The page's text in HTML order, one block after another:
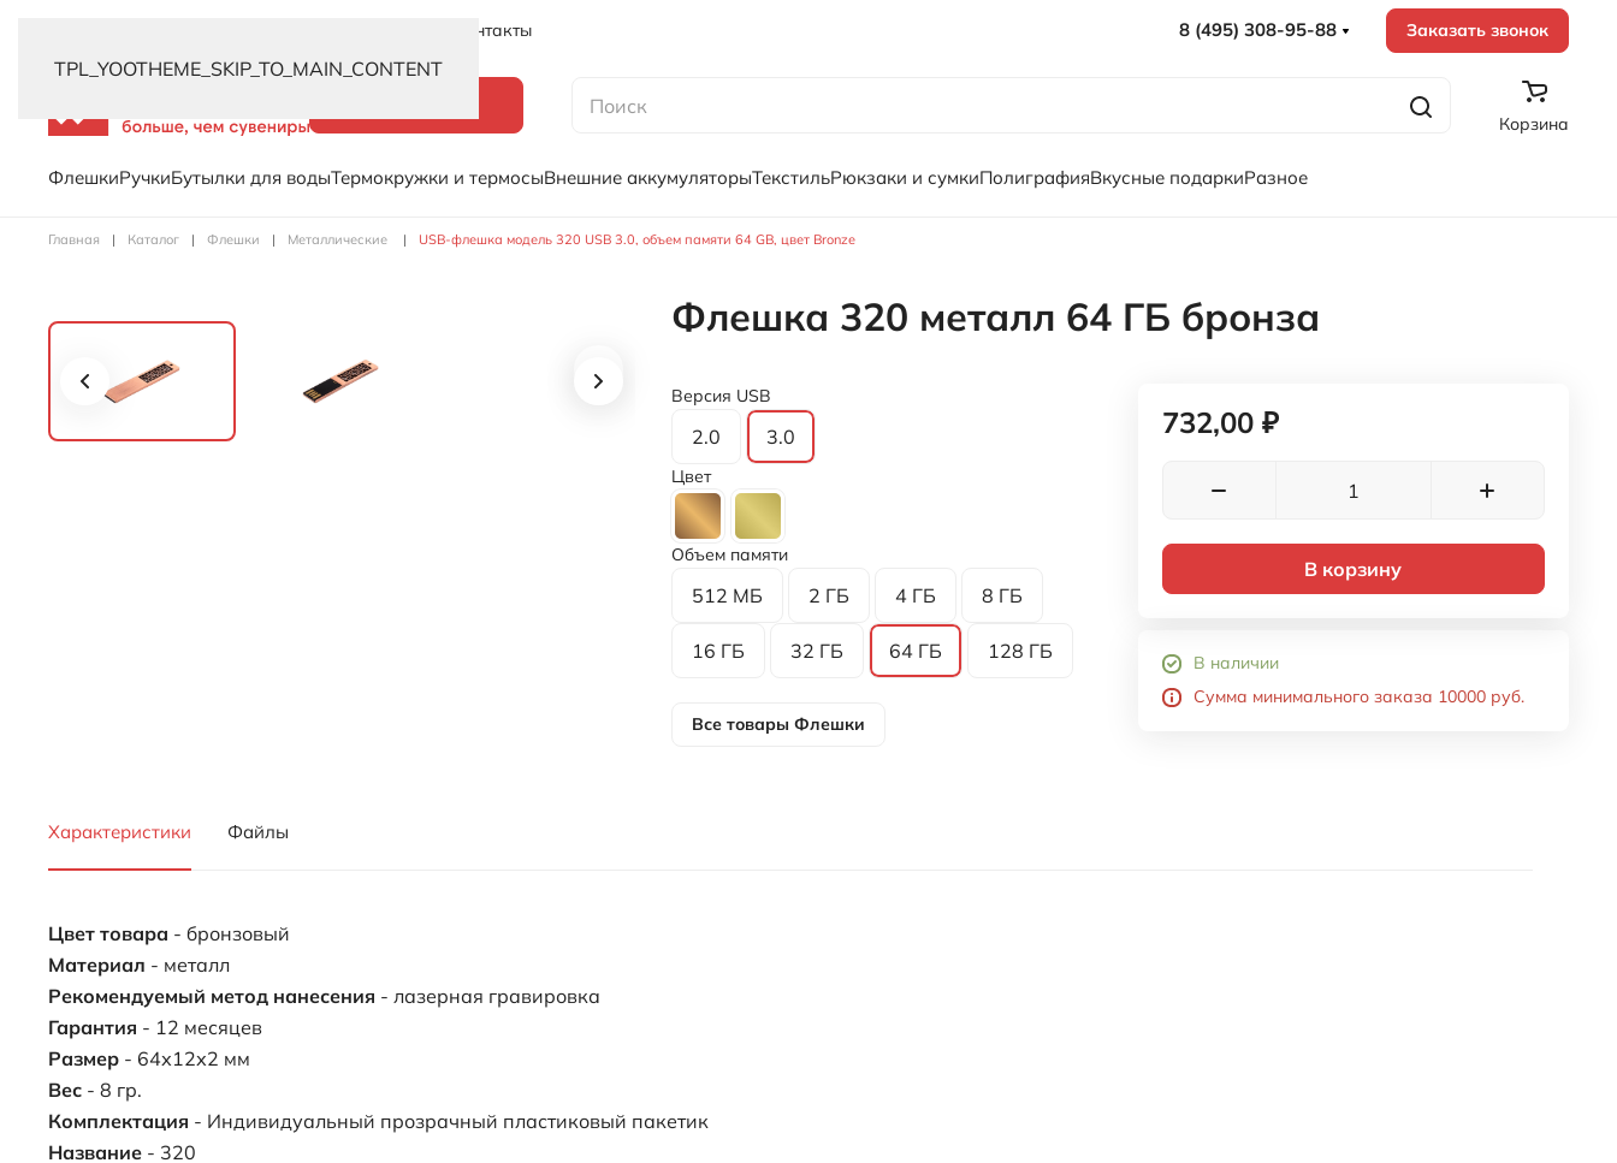
TPL_YOOTHEME_SKIP_TO_MAIN_CONTENT
Контакты 8 (495) 308-95-88 Заказать звонок
Корзина
ФлешкиРучкиБутылки для водыТермокружки и термосыВнешние аккумуляторыТекстильРюкзаки и сумкиПолиграфияВкусные подаркиРазное
Главная Каталог Флешки Металлические USB-флешка модель 320 USB 3.0, объем памяти 64 GB, цвет Bronze
Флешка 320 металл 64 ГБ бронза
Версия USB
2.0 3.0
Цвет
Объем памяти
512 МБ 2 ГБ 4 ГБ 8 ГБ
16 ГБ 32 ГБ 64 ГБ 128 ГБ
Все товары Флешки
732,00 ₽
В корзину
В наличии
Сумма минимального заказа 10000 руб.
Характеристики Файлы
Цвет товара - бронзовый
Материал - металл
Рекомендуемый метод нанесения - лазерная гравировка
Гарантия - 12 месяцев
Размер - 64х12х2 мм
Вес - 8 гр.
Комплектация - Индивидуальный прозрачный пластиковый пакетик
Название - 320